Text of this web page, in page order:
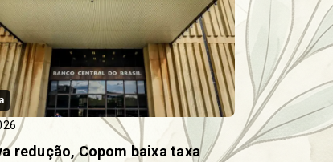
redução, Copom baixa taxa